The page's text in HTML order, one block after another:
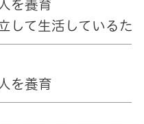
を養育
して生活しているた
を養育